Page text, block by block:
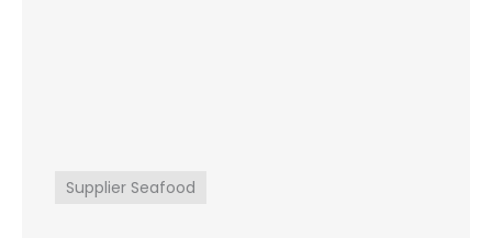
Supplier Seafood